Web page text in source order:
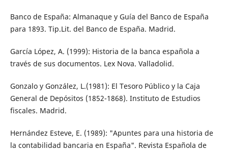
Banco de España: Almanaque y Guía del Banco de España
para 1893. Tip.Lit. del Banco de España. Madrid.
García López, A. (1999): Historia de la banca española a
través de sus documentos. Lex Nova. Valladolid.
Gonzalo y González, L.(1981): El Tesoro Público y la Caja
General de Depósitos (1852-1868). Instituto de Estudios
fiscales. Madrid.
Hernández Esteve, E. (1989): "Apuntes para una historia de
la contabilidad bancaria en España". Revista Española de